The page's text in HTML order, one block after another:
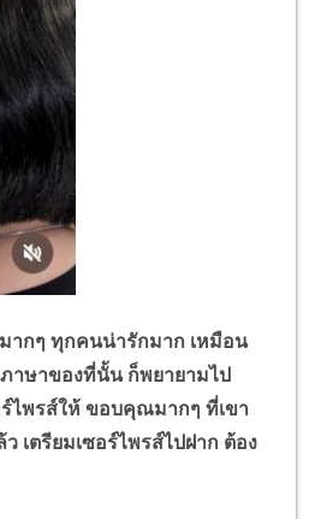
กๆ ทุกคนน่ารักมาก เหมือน
าษาของที่นั้น ก็พยายามไป
ร์ไพรส์ให้ ขอบคุณมากๆ ที่เขา
เตรียมเซอร์ไพรส์ไปฝาก ต้อง